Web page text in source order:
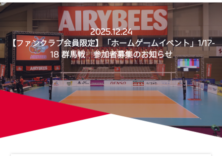
2025.12.24
【ファンクラブ会員限定】「ホームゲームイベント」1/17-
18 群馬戦 参加者募集のお知らせ